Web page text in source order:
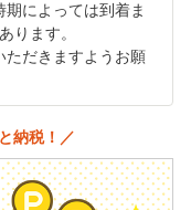
によっては到着ま
ります。
ただきますようお願
納税！／